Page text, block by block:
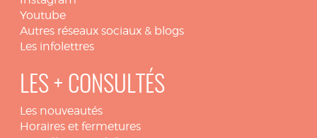
Youtube
Autres réseaux sociaux & blogs
Les infolettres
LES + CONSULTÉS
Les nouveautés
Horaires et fermetures